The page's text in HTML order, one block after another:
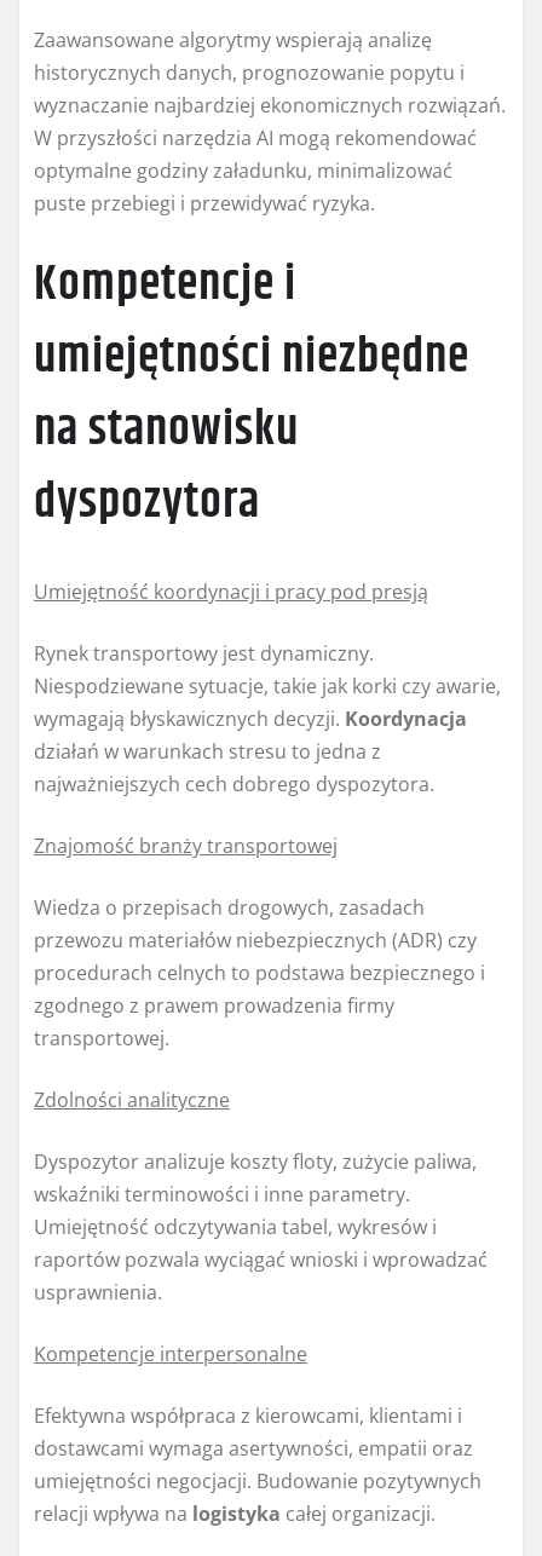
Zaawansowane algorytmy wspierają analizę
historycznych danych, prognozowanie popytu i
wyznaczanie najbardziej ekonomicznych rozwiązań.
W przyszłości narzędzia AI mogą rekomendować
optymalne godziny załadunku, minimalizować
puste przebiegi i przewidywać ryzyka.
Kompetencje i
umiejętności niezbędne
na stanowisku
dyspozytora
Umiejętność koordynacji i pracy pod presją
Rynek transportowy jest dynamiczny.
Niespodziewane sytuacje, takie jak korki czy awarie,
wymagają błyskawicznych decyzji. Koordynacja
działań w warunkach stresu to jedna z
najważniejszych cech dobrego dyspozytora.
Znajomość branży transportowej
Wiedza o przepisach drogowych, zasadach
przewozu materiałów niebezpiecznych (ADR) czy
procedurach celnych to podstawa bezpiecznego i
zgodnego z prawem prowadzenia firmy
transportowej.
Zdolności analityczne
Dyspozytor analizuje koszty floty, zużycie paliwa,
wskaźniki terminowości i inne parametry.
Umiejętność odczytywania tabel, wykresów i
raportów pozwala wyciągać wnioski i wprowadzać
usprawnienia.
Kompetencje interpersonalne
Efektywna współpraca z kierowcami, klientami i
dostawcami wymaga asertywności, empatii oraz
umiejętności negocjacji. Budowanie pozytywnych
relacji wpływa na logistyka całej organizacji.